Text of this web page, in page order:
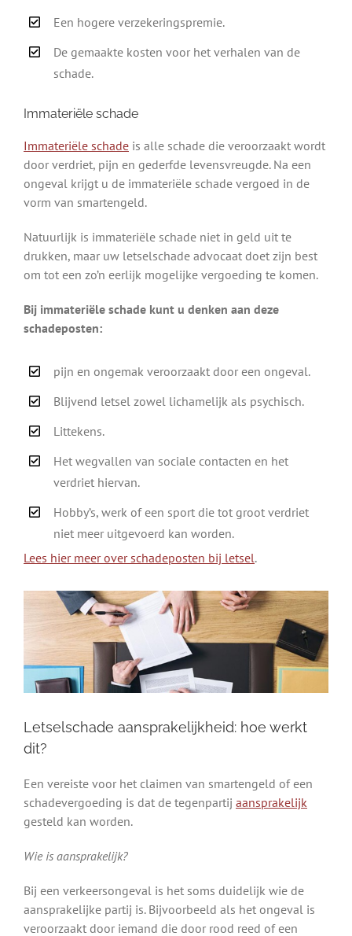
Een hogere verzekeringspremie.
De gemaakte kosten voor het verhalen van de
schade.
Immateriële schade
Immateriële schade is alle schade die veroorzaakt wordt
door verdriet, pijn en gederfde levensvreugde. Na een
ongeval krijgt u de immateriële schade vergoed in de
vorm van smartengeld.
Natuurlijk is immateriële schade niet in geld uit te
drukken, maar uw letselschade advocaat doet zijn best
om tot een zo’n eerlijk mogelijke vergoeding te komen.
Bij immateriële schade kunt u denken aan deze
schadeposten:
pijn en ongemak veroorzaakt door een ongeval.
Blijvend letsel zowel lichamelijk als psychisch.
Littekens.
Het wegvallen van sociale contacten en het
verdriet hiervan.
Hobby’s, werk of een sport die tot groot verdriet
niet meer uitgevoerd kan worden.
Lees hier meer over schadeposten bij letsel.
Letselschade aansprakelijkheid: hoe werkt
dit?
Een vereiste voor het claimen van smartengeld of een
schadevergoeding is dat de tegenpartij aansprakelijk
gesteld kan worden.
Wie is aansprakelijk?
Bij een verkeersongeval is het soms duidelijk wie de
aansprakelijke partij is. Bijvoorbeeld als het ongeval is
veroorzaakt door iemand die door rood reed of een